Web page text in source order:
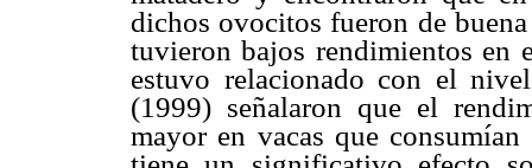
dichos ovocitos fueron de
tuvieron bajos rendimientos en
estuvo relacionado con el
(1999) señalaron que el
mayor en vacas que